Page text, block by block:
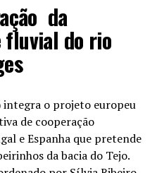
da
fluvial do rio
integra o projeto europeu
de cooperação
e Espanha que pretende
da bacia do Tejo.